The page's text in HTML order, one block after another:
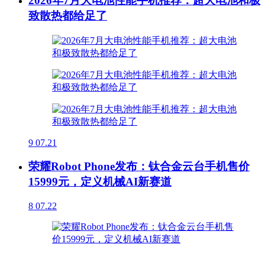
致散热都给足了
9 07.21
荣耀Robot Phone发布：钛合金云台手机售价
15999元，定义机械AI新赛道
8 07.22